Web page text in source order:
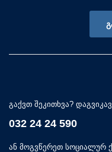
გაქვთ შეკითხვა?
032 24 24 590
ან მოგვწერეთ სოციალურ